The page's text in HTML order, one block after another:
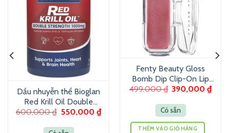
Dầu nhuyễn thể Bioglan
Red Krill Oil Double
Strength 1000mg 60
600,000₫ 550,000 ₫
Fenty Beauty Gloss
Bomb Dip Clip-On Lip
Luminizer 6g – Son
499,000₫ 390,000₫
Có sẵn
THÊM VÀO GIỎ HÀNG